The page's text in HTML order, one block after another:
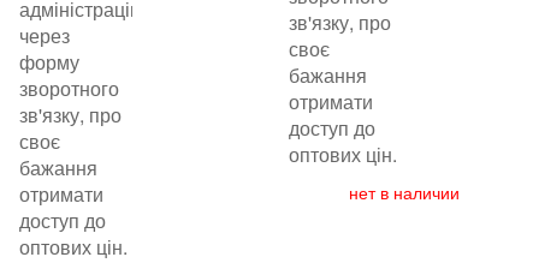
адміністрацію
через
форму
зворотного
зв'язку, про
своє
бажання
отримати
доступ до
оптових цін.
зв'язку, про
своє
бажання
отримати
доступ до
оптових цін.
нет в наличии